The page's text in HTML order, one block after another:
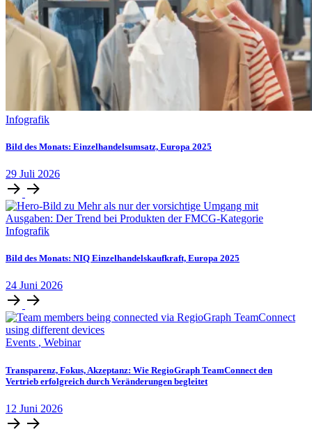
Infografik
Bild des Monats: Einzelhandelsumsatz, Europa 2025
29 Juli 2026
Infografik
Bild des Monats: NIQ Einzelhandelskaufkraft, Europa 2025
24 Juni 2026
Events , Webinar
Transparenz, Fokus, Akzeptanz: Wie RegioGraph TeamConnect den
Vertrieb erfolgreich durch Veränderungen begleitet
12 Juni 2026